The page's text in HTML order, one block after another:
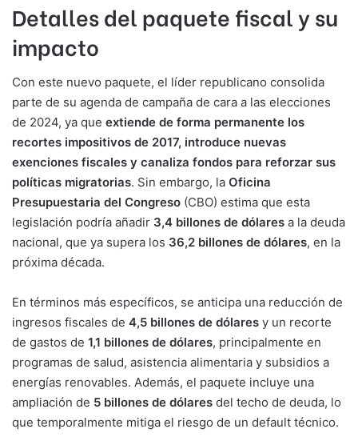
Detalles del paquete fiscal y su
impacto
Con este nuevo paquete, el líder republicano consolida
parte de su agenda de campaña de cara a las elecciones
de 2024, ya que extiende de forma permanente los
recortes impositivos de 2017, introduce nuevas
exenciones fiscales y canaliza fondos para reforzar sus
políticas migratorias. Sin embargo, la Oficina
Presupuestaria del Congreso (CBO) estima que esta
legislación podría añadir 3,4 billones de dólares a la deuda
nacional, que ya supera los 36,2 billones de dólares, en la
próxima década.
En términos más específicos, se anticipa una reducción de
ingresos fiscales de 4,5 billones de dólares y un recorte
de gastos de 1,1 billones de dólares, principalmente en
programas de salud, asistencia alimentaria y subsidios a
energías renovables. Además, el paquete incluye una
ampliación de 5 billones de dólares del techo de deuda, lo
que temporalmente mitiga el riesgo de un default técnico.